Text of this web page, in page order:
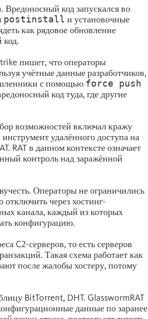
код запускался во
postinstall и установочные
как рядовое обновление
код.
пишет, что операторы
учётные данные разработчиков,
с помощью force push
код туда, где другие
возможностей включал кражу
удалённого доступа на
RAT в данном контексте означает
контроль над заражённой
Операторы не ограничились
через хостинг-
канала, каждый из которых
конфигурацию.
C2-серверов, то есть серверов
Такая схема работает как
после жалобы хостеру, потому
BitTorrent, DHT. GlasswormRAT
данные по заранее